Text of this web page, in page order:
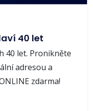
40 let
40 let. Pronikněte
adresou a
zdarma!